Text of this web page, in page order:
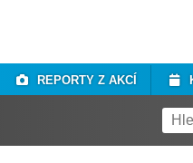
REPORTY Z AKCÍ